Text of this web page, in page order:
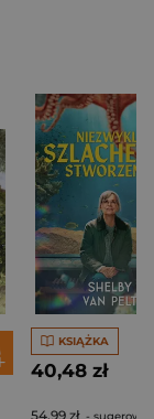
KSIĄŻKA
40,48 zł
54,99 zł